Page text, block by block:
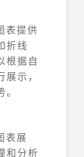
表提供
折线
根据自
示，
表展
和分析